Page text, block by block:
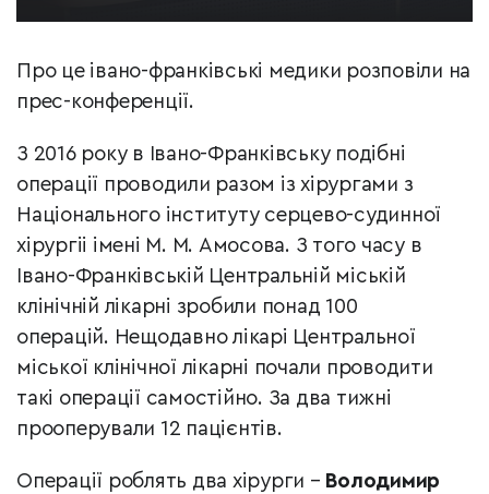
Про це івано-франківські медики розповіли на
прес-конференції.
З 2016 року в Івано-Франківську подібні
операції проводили разом із хірургами з
Національного інституту серцево-судинної
хірургіі імeні М. М. Амосова. З того часу в
Івано-Франківській Центральній міській
клінічній лікарні зробили понад 100
операцій. Нещодавно лікарі Центральної
міської клінічної лікарні почали проводити
такі операції самостійно. За два тижні
прооперували 12 пацієнтів.
Операції роблять два хірурги – Володимир